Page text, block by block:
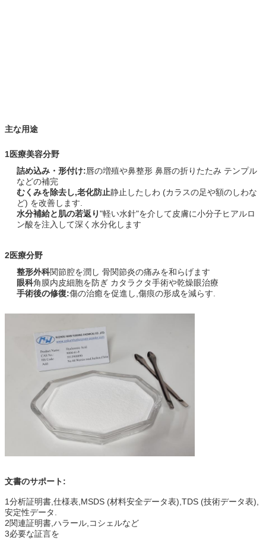
主な用途
1医療美容分野
詰め込み・形付け:唇の増殖や鼻整形 鼻唇の折りたたみ テンプル
などの補完
むくみを除去し,老化防止静止したしわ (カラスの足や額のしわな
ど) を改善します.
水分補給と肌の若返り"軽い水針"を介して皮膚に小分子ヒアルロ
ン酸を注入して深く水分化します
2医療分野
整形外科関節腔を潤し 骨関節炎の痛みを和らげます
眼科角膜内皮細胞を防ぎ カタラクタ手術や乾燥眼治療
手術後の修復:傷の治癒を促進し,傷痕の形成を減らす.
文書のサポート:
1分析証明書,仕様表,MSDS (材料安全データ表),TDS (技術データ表),
安定性データ.
2関連証明書,ハラール,コシェルなど
3必要な証言を